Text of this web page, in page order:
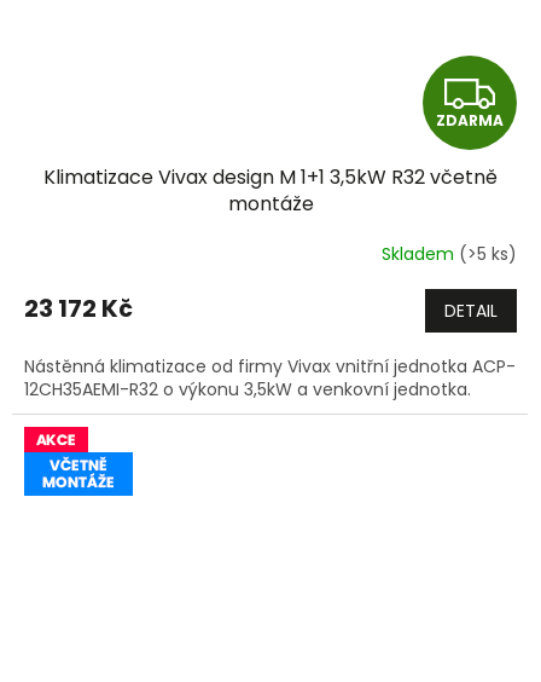
Z
D
A
R
M
A
ZDARMA
Klimatizace Vivax design M 1+1 3,5kW R32 včetně
montáže
Skladem (>5 ks)
23 172 Kč DETAIL
Nástěnná klimatizace od firmy Vivax vnitřní jednotka ACP-
12CH35AEMI-R32 o výkonu 3,5kW a venkovní jednotka.